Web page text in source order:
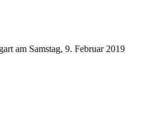
am Samstag, 9. Februar 2019